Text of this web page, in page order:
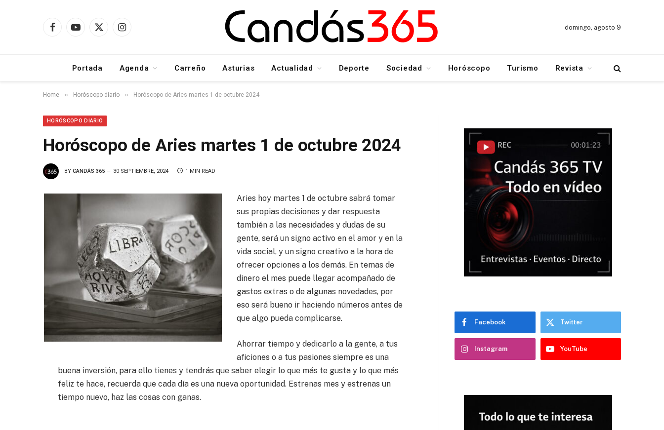
FacebookYouTube
X
Instagram
domingo, agosto 9
Portada Agenda Carreño Asturias Actualidad Deporte Sociedad Horóscopo Turismo Revista
Home » Horóscopo diario » Horóscopo de Aries martes 1 de octubre 2024
HORÓSCOPO DIARIO
Horóscopo de Aries martes 1 de octubre 2024
BY CANDÁS 365 30 SEPTIEMBRE, 2024 1 MIN READ
Aries hoy martes 1 de octubre sabrá tomar
sus propias decisiones y dar respuesta
también a las necesidades y dudas de su
gente, será un signo activo en el amor y en la
vida social, y un signo creativo a la hora de
ofrecer opciones a los demás. En temas de
dinero el mes puede llegar acompañado de
gastos extras o de algunas novedades, por
eso será bueno ir haciendo números antes de
que algo pueda complicarse.
Ahorrar tiempo y dedicarlo a la gente, a tus
aficiones o a tus pasiones siempre es una
buena inversión, para ello tienes y tendrás que saber elegir lo que más te gusta y lo que más
feliz te hace, recuerda que cada día es una nueva oportunidad. Estrenas mes y estrenas un
tiempo nuevo, haz las cosas con ganas.
Facebook Twitter
Instagram YouTube